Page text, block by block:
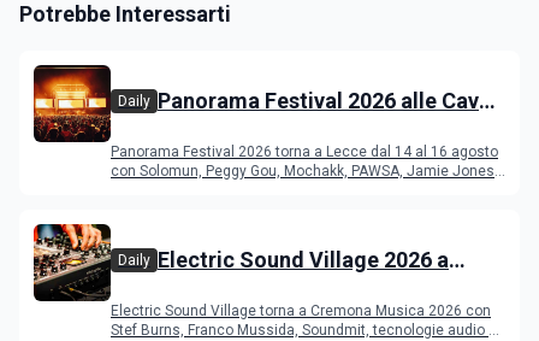
Potrebbe Interessarti
Daily Panorama Festival 2026 alle Cave
programma
Panorama Festival 2026 torna a Lecce dal 14 al 16 agosto
con Solomun, Peggy Gou, Mochakk, PAWSA, Jamie Jones
Daily Electric Sound Village 2026 a
Young Band Contest, il programma
Electric Sound Village torna a Cremona Musica 2026 con
Stef Burns, Franco Mussida, Soundmit, tecnologie audio e